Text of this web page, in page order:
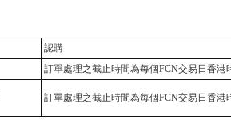
認購
訂單處理之截止時間為每個FCN交易日香港
訂單處理之截止時間為每個FCN交易日香港